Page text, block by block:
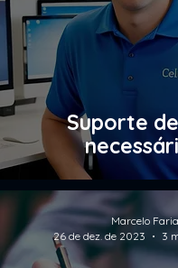
Suporte
Marcelo Faria
26 de dez. de 2023